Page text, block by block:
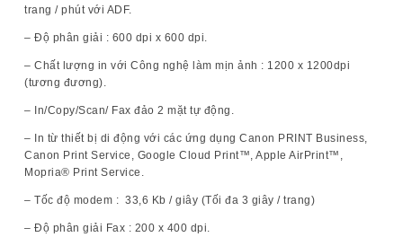
trang / phút với ADF.
– Độ phân giải : 600 dpi x 600 dpi.
– Chất lượng in với Công nghệ làm mịn ảnh : 1200 x 1200dpi
(tương đương).
– In/Copy/Scan/ Fax đảo 2 mặt tự động.
– In từ thiết bị di động với các ứng dụng Canon PRINT Business,
Canon Print Service, Google Cloud Print™, Apple AirPrint™,
Mopria® Print Service.
– Tốc độ modem : 33,6 Kb / giây (Tối đa 3 giây / trang)
– Độ phân giải Fax : 200 x 400 dpi.